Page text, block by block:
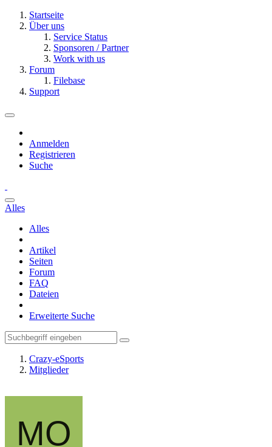
Startseite
Über uns
Service Status
Sponsoren / Partner
Work with us
Forum
Filebase
Support
Anmelden
Registrieren
Suche
Alles
Alles
Artikel
Seiten
Forum
FAQ
Dateien
Erweiterte Suche
Crazy-eSports
Mitglieder